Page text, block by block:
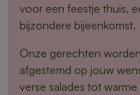
voor een feestje thuis,
bijzondere bijeenkomst.
Onze gerechten
afgestemd op jouw
verse salades tot